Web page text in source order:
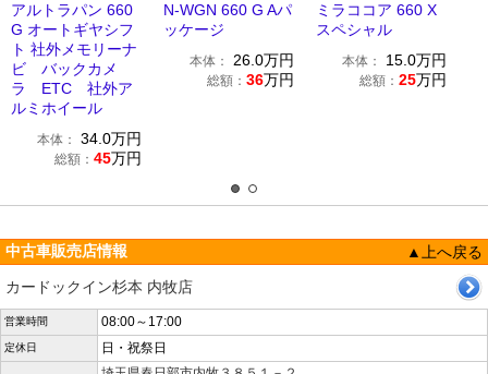
アルトラパン 660
G オートギヤシフ
ト 社外メモリーナ
ビ バックカメ
ラ ETC 社外ア
ルミホイール
本体： 34.0万円
総額： 45万円
N-WGN 660 G Aパ
ッケージ
本体： 26.0万円
総額： 36万円
ミラココア 660 X
スペシャル
本体： 15.0万円
総額： 25万円
中古車販売店情報
▲上へ戻る
カードックイン杉本 内牧店
営業時間 08:00～17:00
定休日 日・祝祭日